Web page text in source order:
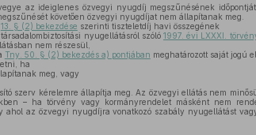
az ideiglenes özvegyi nyugdíj megszűnésének
követően özvegyi nyugdíjat nem állapítanak meg.
13. § (2) bekezdése szerinti tiszteletdíj havi összegének
nyugellátásról szóló 1997. évi LXXXI.
nem részesül,
Tny. 50. § (2) bekezdés a) pontjában meghatározott saját jogú
ha
meg, vagy
szerv kérelemre állapítja meg. Az özvegyi ellátás nem
– ha törvény vagy kormányrendelet másként nem
ahol az özvegyi nyugdíjra vonatkozó szabály nyugellátást